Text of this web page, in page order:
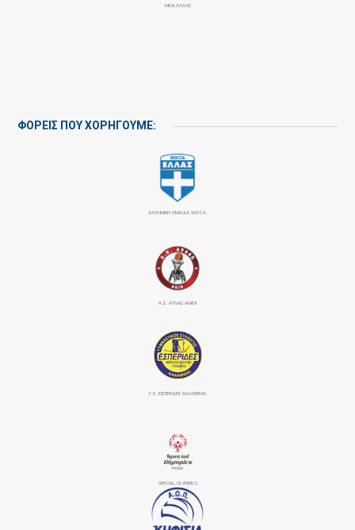
MDA ΕΛΛΑΣ
ΦΟΡΕΙΣ ΠΟΥ ΧΟΡΗΓΟΥΜΕ:
ΕΛΛΗΝΙΚΗ ΟΜΑΔΑ SOCCA
Α.Σ. ΑΤΛΑΣ ΑΜΕΑ
Γ.Σ. ΕΣΠΕΡΙΔΕΣ ΚΑΛΛΙΘΕΑΣ
SPECIAL OLYMPICS